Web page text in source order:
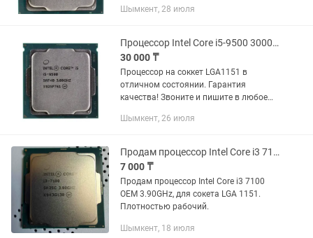
мощность 65 Вт Критическая
Шымкент, 28 июля
Процессор Intel Core i5-9500 3000 МГц LGA1151 шестиядерный
30 000 ₸
Процессор на соккет LGA1151 в
отличном состоянии. Гарантия
качества! Звоните и пишите в любое
мощность 65 Вт Критическая
Core i5...
Шымкент, 26 июля
Продам процессор Intel Core i3 7100 OEM 3.90GHz
7 000 ₸
Продам процессор Intel Core i3 7100
OEM 3.90GHz, для сокета LGA 1151.
Плотностью рабочий.
Шымкент, 18 июля